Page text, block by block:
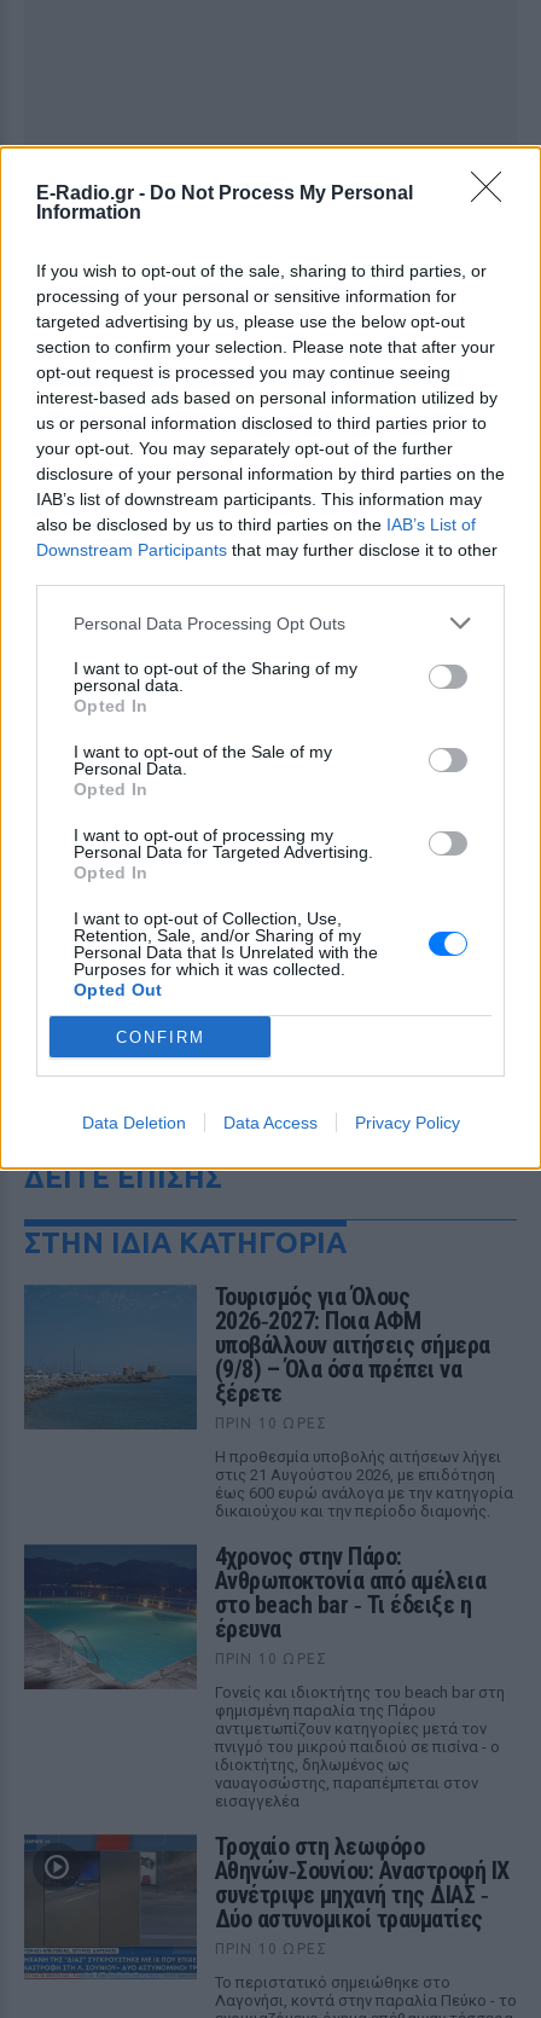
E-Radio.gr - Do Not Process My Personal
Information
If you wish to opt-out of the sale, sharing to third parties, or
processing of your personal or sensitive information for
targeted advertising by us, please use the below opt-out
section to confirm your selection. Please note that after your
opt-out request is processed you may continue seeing
interest-based ads based on personal information utilized by
us or personal information disclosed to third parties prior to
your opt-out. You may separately opt-out of the further
disclosure of your personal information by third parties on the
IAB’s list of downstream participants. This information may
also be disclosed by us to third parties on the IAB’s List of
Downstream Participants that may further disclose it to other
Personal Data Processing Opt Outs
I want to opt-out of the Sharing of my
personal data.
Opted In
I want to opt-out of the Sale of my
Personal Data.
Opted In
I want to opt-out of processing my
Personal Data for Targeted Advertising.
Opted In
I want to opt-out of Collection, Use,
Retention, Sale, and/or Sharing of my
Personal Data that Is Unrelated with the
Purposes for which it was collected.
Opted Out
CONFIRM
Data Deletion Data Access Privacy Policy
Ακολουθήστε το E-Radio.gr στοGoogle News
και μάθετε πρώτοιτα πιο hot νέα.
Για ακόμη περισσότερανέα , μπείτε στηνροή
ειδήσεων του E-Daily.gr
Ακολουθήστε το E-Radio.gr και στο Instagram
ΔΕΙΤΕ ΕΠΙΣΗΣ
ΣΤΗΝ ΙΔΙΑ ΚΑΤΗΓΟΡΙΑ
Τουρισμός για Όλους
2026‑2027: Ποια ΑΦΜ
υποβάλλουν αιτήσεις σήμερα
(9/8) – Όλα όσα πρέπει να
ξέρετε
ΠΡΙΝ 10 ΏΡΕΣ
Η προθεσμία υποβολής αιτήσεων λήγει
στις 21 Αυγούστου 2026, με επιδότηση
έως 600 ευρώ ανάλογα με την κατηγορία
δικαιούχου και την περίοδο διαμονής.
4χρονος στην Πάρο:
Ανθρωποκτονία από αμέλεια
στο beach bar ‑ Τι έδειξε η
έρευνα
ΠΡΙΝ 10 ΏΡΕΣ
Γονείς και ιδιοκτήτης του beach bar στη
φημισμένη παραλία της Πάρου
αντιμετωπίζουν κατηγορίες μετά τον
πνιγμό του μικρού παιδιού σε πισίνα - ο
ιδιοκτήτης, δηλωμένος ως
ναυαγοσώστης, παραπέμπεται στον
εισαγγελέα
Τροχαίο στη λεωφόρο
Αθηνών‑Σουνίου: Αναστροφή ΙΧ
συνέτριψε μηχανή της ΔΙΑΣ ‑
Δύο αστυνομικοί τραυματίες
ΠΡΙΝ 10 ΏΡΕΣ
Το περιστατικό σημειώθηκε στο
Λαγονήσι, κοντά στην παραλία Πεύκο - το